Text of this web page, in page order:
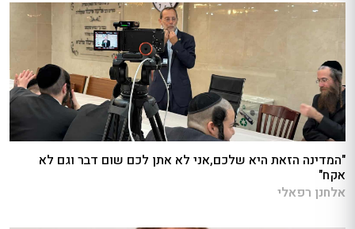
"המדינה הזאת היא שלכם,אני לא אתן לכם שום דבר וגם לא
אקח"
אלחנן רפאלי